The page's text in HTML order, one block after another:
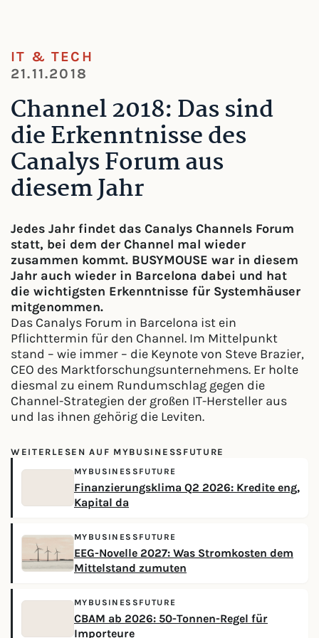
IT & TECH
21.11.2018
Channel 2018: Das sind
die Erkenntnisse des
Canalys Forum aus
diesem Jahr
Jedes Jahr findet das Canalys Channels Forum
statt, bei dem der Channel mal wieder
zusammen kommt. BUSYMOUSE war in diesem
Jahr auch wieder in Barcelona dabei und hat
die wichtigsten Erkenntnisse für Systemhäuser
mitgenommen.
Das Canalys Forum in Barcelona ist ein
Pflichttermin für den Channel. Im Mittelpunkt
stand – wie immer – die Keynote von Steve Brazier,
CEO des Marktforschungsunternehmens. Er holte
diesmal zu einem Rundumschlag gegen die
Channel-Strategien der großen IT-Hersteller aus
und las ihnen gehörig die Leviten.
WEITERLESEN AUF MYBUSINESSFUTURE
MYBUSINESSFUTURE
Finanzierungsklima Q2 2026: Kredite eng,
Kapital da
MYBUSINESSFUTURE
EEG-Novelle 2027: Was Stromkosten dem
Mittelstand zumuten
MYBUSINESSFUTURE
CBAM ab 2026: 50-Tonnen-Regel für
Importeure